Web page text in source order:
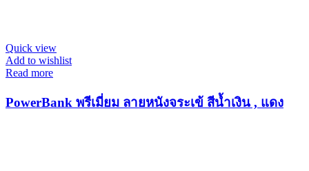
Quick view
Add to wishlist
Read more
PowerBank พรีเมี่ยม ลายหนังจระเข้ สีน้ำเงิน , แดง